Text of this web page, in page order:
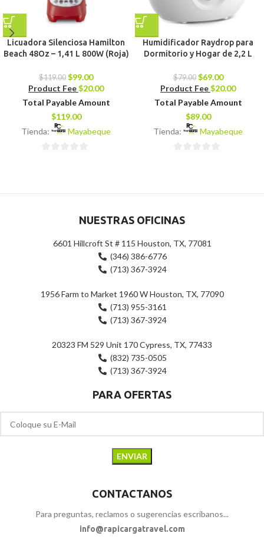
Licuadora Silenciosa Hamilton
Beach 48Oz – 1,41 L 800W (Roja)
$119.00 $99.00
Product Fee$20.00
Total Payable Amount
$119.00
Tienda:
Mayabeque
Humidificador Raydrop para
Dormitorio y Hogar de 2,2 L
$79.00 $69.00
Product Fee$20.00
Total Payable Amount
$89.00
Tienda:
Mayabeque
NUESTRAS OFICINAS
6601 Hillcroft St # 115 Houston, TX, 77081
(346) 386-6776
(713) 367-3924
1956 Farm to Market 1960 W Houston, TX, 77090
(713) 955-3161
(713) 367-3924
20323 FM 529 Unit 170 Cypress, TX, 77433
(832) 735-0505
(713) 367-3924
PARA OFERTAS
CONTACTANOS
Para preguntas, reclamos o sugerencias escríbanos...
info@rapicargatravel.com